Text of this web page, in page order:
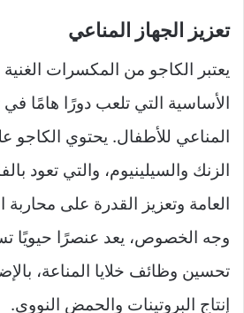
تعزيز الجهاز المناعي
يعتبر الكاجو من المكسرات الغنية
الأساسية التي تلعب دورًا هامًا في
المناعي للأطفال. يحتوي الكاجو
الزنك والسيلينيوم، والتي تعود
العامة وتعزيز القدرة على
وجه الخصوص، يعد عنصرًا حيويًا
تحسين وظائف خلايا المناعة،
إنتاج البروتينات والحمض النووي.